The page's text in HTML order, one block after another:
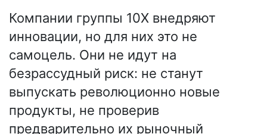
Компании группы 10X внедряют
инновации, но для них это не
самоцель. Они не идут на
безрассудный риск: не станут
выпускать революционно новые
продукты, не проверив
предварительно их рыночный